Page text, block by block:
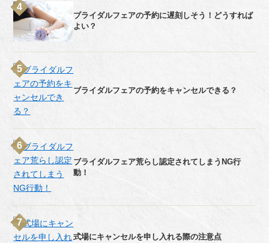
ブライダルフェアの予約に遅刻しそう！どうすれば
よい？
ブライダルフェアの予約をキャンセルできる？
ブライダルフェア荒らし認定されてしまうNG行
動！
式場にキャンセルを申し入れる際の注意点